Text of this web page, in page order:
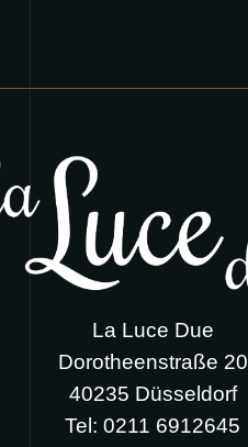
La Luce Due
Dorotheenstraße 20
40235 Düsseldorf
Tel: 0211 6912645